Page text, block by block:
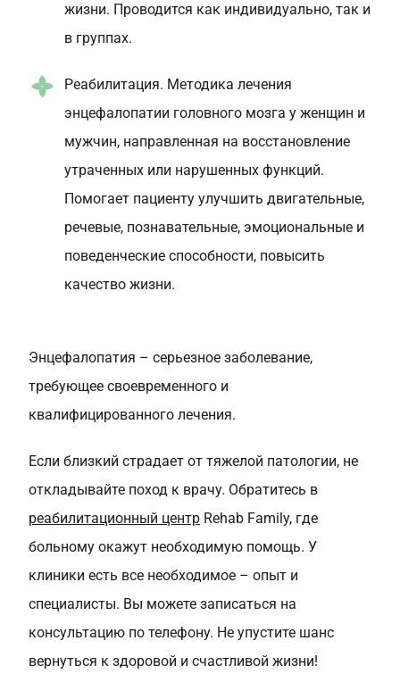
жизни. Проводится как индивидуально, так и
в группах.
Реабилитация. Методика лечения
энцефалопатии головного мозга у женщин и
мужчин, направленная на восстановление
утраченных или нарушенных функций.
Помогает пациенту улучшить двигательные,
речевые, познавательные, эмоциональные и
поведенческие способности, повысить
качество жизни.
Энцефалопатия – серьезное заболевание,
требующее своевременного и
квалифицированного лечения.
Если близкий страдает от тяжелой патологии, не
откладывайте поход к врачу. Обратитесь в
реабилитационный центр Rehab Family, где
больному окажут необходимую помощь. У
клиники есть все необходимое – опыт и
специалисты. Вы можете записаться на
консультацию по телефону. Не упустите шанс
вернуться к здоровой и счастливой жизни!